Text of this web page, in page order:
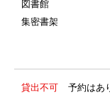
図書館
集密書架
貸出不可 予約はあ